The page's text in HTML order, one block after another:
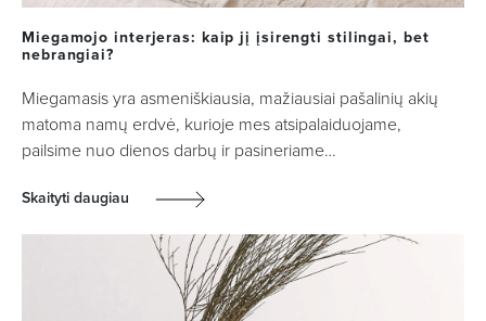
Miegamojo interjeras: kaip jį įsirengti stilingai, bet
nebrangiai?
Miegamasis yra asmeniškiausia, mažiausiai pašalinių akių
matoma namų erdvė, kurioje mes atsipalaiduojame,
pailsime nuo dienos darbų ir pasineriame…
Skaityti daugiau